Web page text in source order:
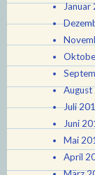
Januar
August
Juli
Juni
Mai
April